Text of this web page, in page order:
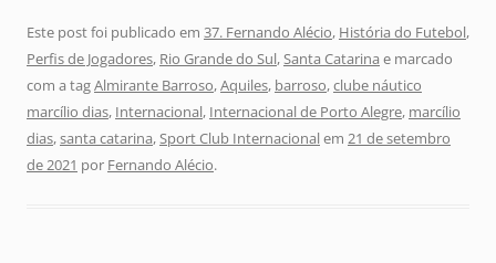
Este post foi publicado em 37. Fernando Alécio, História do Futebol,
Perfis de Jogadores, Rio Grande do Sul,Santa Catarina e marcado
com a tagAlmirante Barroso,Aquiles, barroso,clube náutico
marcílio dias, Internacional, Internacional de Porto Alegre, marcílio
dias,santa catarina,Sport Club Internacionalem 21 de setembro
de 2021 por Fernando Alécio.